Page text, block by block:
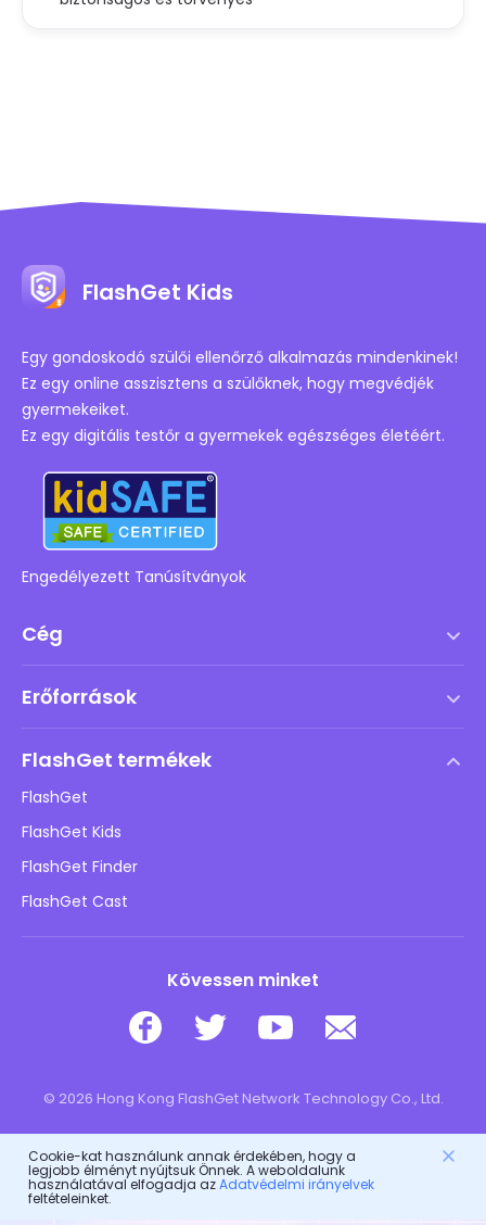
FlashGet Kids
Egy gondoskodó szülői ellenőrző alkalmazás mindenkinek!
Ez egy online asszisztens a szülőknek, hogy megvédjék
gyermekeiket.
Ez egy digitális testőr a gyermekek egészséges életéért.
Engedélyezett Tanúsítványok
Cég
DMCA irányelv
Adatvédelmi irányelvek
Hirdetési irányelvek
Ne adja el az adataimat
Erőforrások
Gyermekek online biztonsága
Letöltés
FlashGet termékek
FlashGet
FlashGet Kids
FlashGet Finder
FlashGet Cast
Kövessen minket
© 2026 Hong Kong FlashGet Network Technology Co., Ltd.
Cookie-kat használunk annak érdekében, hogy a
legjobb élményt nyújtsuk Önnek. A weboldalunk
használatával elfogadja azAdatvédelmi irányelvek
feltételeinket.